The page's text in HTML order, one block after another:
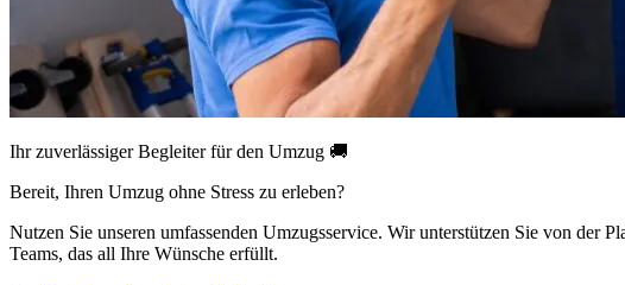
Ihr zuverlässiger Begleiter für den Umzug 🚚
Bereit, Ihren Umzug ohne Stress zu erleben?
Nutzen Sie unseren umfassenden Umzugsservice. Wir unterstützen Sie von der
Teams, das all Ihre Wünsche erfüllt.